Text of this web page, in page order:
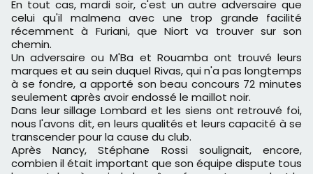
En tout cas, mardi soir, c'est un autre adversaire que
celui qu'il malmena avec une trop grande facilité
récemment à Furiani, que Niort va trouver sur son
chemin.
Un adversaire ou M'Ba et Rouamba ont trouvé leurs
marques et au sein duquel Rivas, qui n'a pas longtemps
à se fondre, a apporté son beau concours 72 minutes
seulement après avoir endossé le maillot noir.
Dans leur sillage Lombard et les siens ont retrouvé foi,
nous l'avons dit, en leurs qualités et leurs capacité à se
transcender pour la cause du club.
Après Nancy, Stéphane Rossi soulignait, encore,
combien il était important que son équipe dispute tous